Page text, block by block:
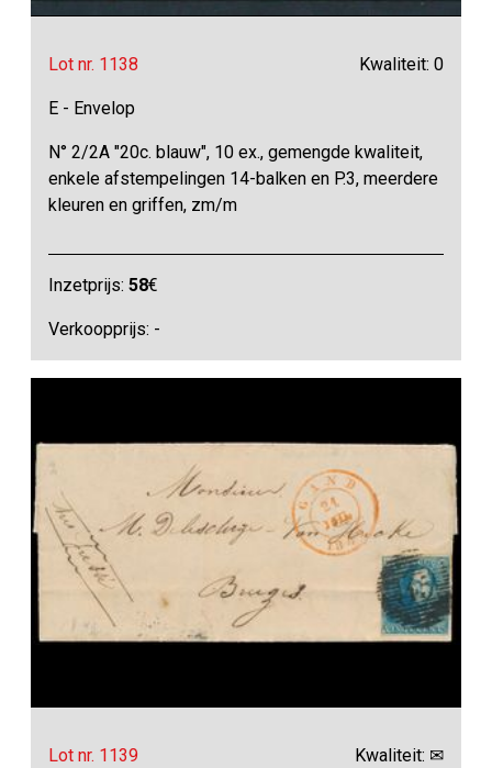
Lot nr. 1138 Kwaliteit: 0
E - Envelop
N° 2/2A "20c. blauw", 10 ex., gemengde kwaliteit,
enkele afstempelingen 14-balken en P.3, meerdere
kleuren en griffen, zm/m
Inzetprijs:58€
Verkoopprijs: -
Lot nr. 1139 Kwaliteit: ✉